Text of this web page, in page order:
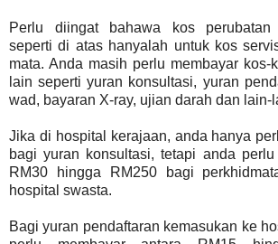
Perlu diingat bahawa kos perubatan
seperti di atas hanyalah untuk kos
mata. Anda masih perlu membayar kos-
lain seperti yuran konsultasi, yuran
wad, bayaran X-ray, ujian darah dan lain-
Jika di hospital kerajaan, anda hanya
bagi yuran konsultasi, tetapi anda perlu
RM30 hingga RM250 bagi
hospital swasta.
Bagi yuran pendaftaran kemasukan ke